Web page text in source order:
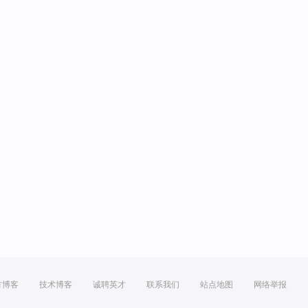
博客 技术博客 诚聘英才 联系我们 站点地图 网络举报